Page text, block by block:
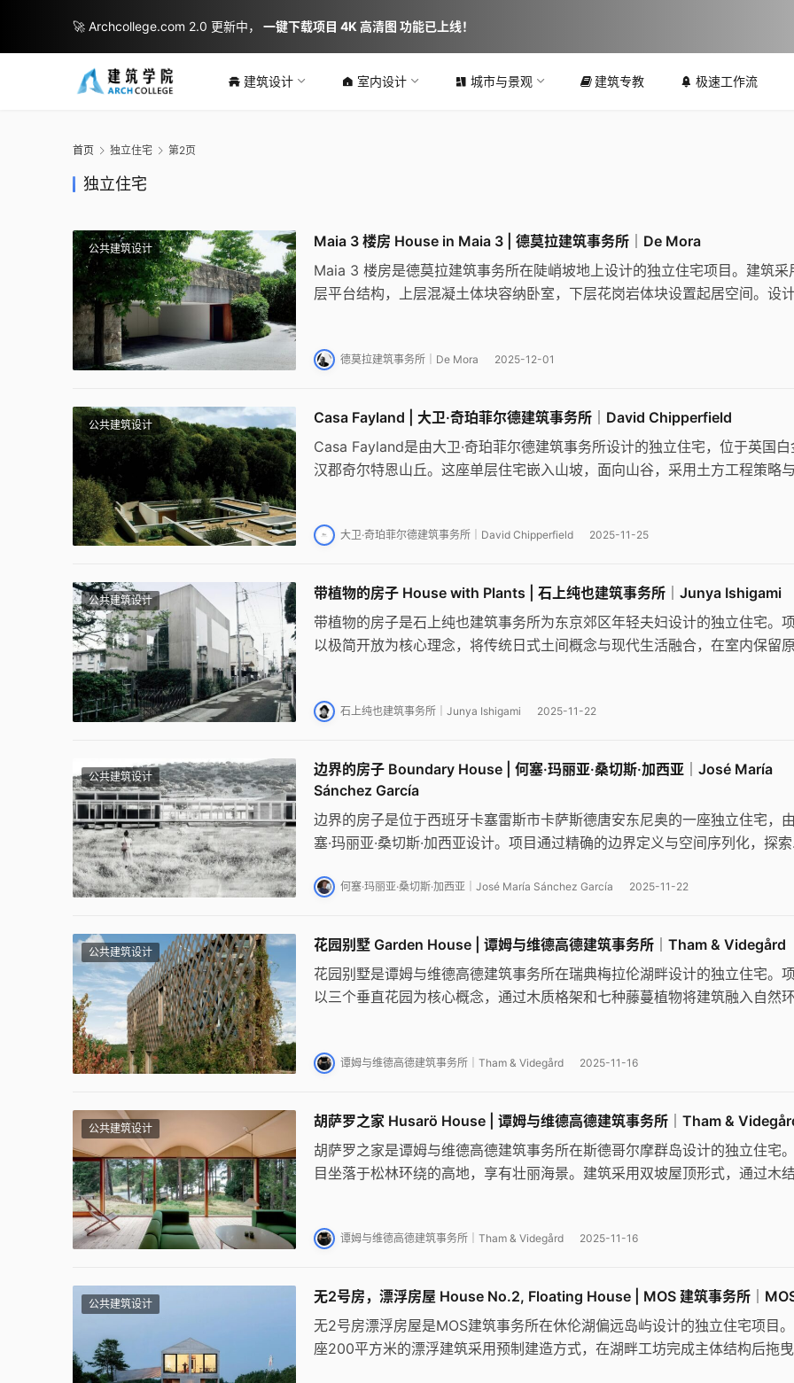
建筑设计 室内设计 城市与景观 建筑专教 极速工作流
首页 独立住宅 第2页
独立住宅
公共建筑设计
Maia 3 楼房 House in Maia 3 | 德莫拉建筑事务所｜De Mora
Maia 3 楼房是德莫拉建筑事务所在陡峭坡地上设计的独立住宅项目。建筑采
层平台结构，上层混凝土体块容纳卧室，下层花岗岩体块设置起居空间。设
德莫拉建筑事务所｜De Mora 2025-12-01
公共建筑设计
Casa Fayland | 大卫·奇珀菲尔德建筑事务所｜David Chipperfield
Casa Fayland是由大卫·奇珀菲尔德建筑事务所设计的独立住宅，位于英国白
汉郡奇尔特恩山丘。这座单层住宅嵌入山坡，面向山谷，采用土方工程策略
大卫·奇珀菲尔德建筑事务所｜David Chipperfield 2025-11-25
公共建筑设计
带植物的房子 House with Plants | 石上纯也建筑事务所｜Junya Ishigami
带植物的房子是石上纯也建筑事务所为东京郊区年轻夫妇设计的独立住宅。
以极简开放为核心理念，将传统日式土间概念与现代生活融合，在室内保留
石上纯也建筑事务所｜Junya Ishigami 2025-11-22
公共建筑设计
边界的房子 Boundary House | 何塞·玛丽亚·桑切斯·加西亚｜José María
Sánchez García
边界的房子是位于西班牙卡塞雷斯市卡萨斯德唐安东尼奥的一座独立住宅，
塞·玛丽亚·桑切斯·加西亚设计。项目通过精确的边界定义与空间序列化，探索
造了独特的居住体验。
何塞·玛丽亚·桑切斯·加西亚｜José María Sánchez García 2025-11-22
公共建筑设计
花园别墅 Garden House | 谭姆与维德高德建筑事务所｜Tham & Videgård
花园别墅是谭姆与维德高德建筑事务所在瑞典梅拉伦湖畔设计的独立住宅。
以三个垂直花园为核心概念，通过木质格架和七种藤蔓植物将建筑融入自然环
谭姆与维德高德建筑事务所｜Tham & Videgård 2025-11-16
公共建筑设计
胡萨罗之家 Husarö House | 谭姆与维德高德建筑事务所｜Tham &
胡萨罗之家是谭姆与维德高德建筑事务所在斯德哥尔摩群岛设计的独立住宅
目坐落于松林环绕的高地，享有壮丽海景。建筑采用双坡屋顶形式，通过木
谭姆与维德高德建筑事务所｜Tham & Videgård 2025-11-16
公共建筑设计
无2号房，漂浮房屋 House No.2, Floating House | MOS 建筑事务所｜
无2号房漂浮房屋是MOS建筑事务所在休伦湖偏远岛屿设计的独立住宅项目
座200平方米的漂浮建筑采用预制建造方式，在湖畔工坊完成主体结构后拖曳
🚀 Archcollege.com 2.0 更新中， 一键下载项目 4K 高清图 功能已上线！